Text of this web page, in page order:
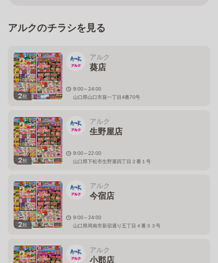
アルクのチラシを見る
2枚
アルク
葵店
9:00～24:00
山口県山口市葵一丁目4番70号
2枚
アルク
生野屋店
9:00～22:00
山口県下松市生野屋四丁目２番１号
2枚
アルク
今宿店
9:00～24:00
山口県周南市新宿通り五丁目４番３３号
アルク
小郡店